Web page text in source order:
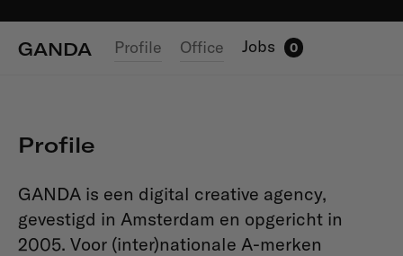
GANDA Profile Office Jobs 0
Profile
GANDA is een digital creative agency,
gevestigd in Amsterdam en opgericht in
2005. Voor (inter)nationale A-merken